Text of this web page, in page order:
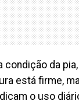
da
está firme,
o uso